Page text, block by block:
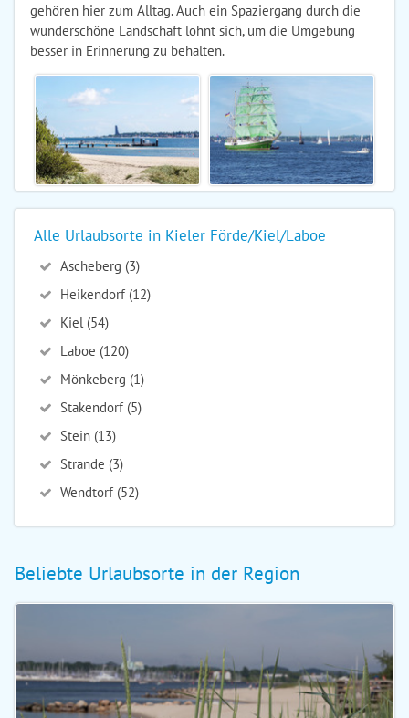
gehören hier zum Alltag. Auch ein Spaziergang durch die
wunderschöne Landschaft lohnt sich, um die Umgebung
besser in Erinnerung zu behalten.
Alle Urlaubsorte in Kieler Förde/Kiel/Laboe
Ascheberg (3)
Heikendorf (12)
Kiel (54)
Laboe (120)
Mönkeberg (1)
Stakendorf (5)
Stein (13)
Strande (3)
Wendtorf (52)
Beliebte Urlaubsorte in der Region